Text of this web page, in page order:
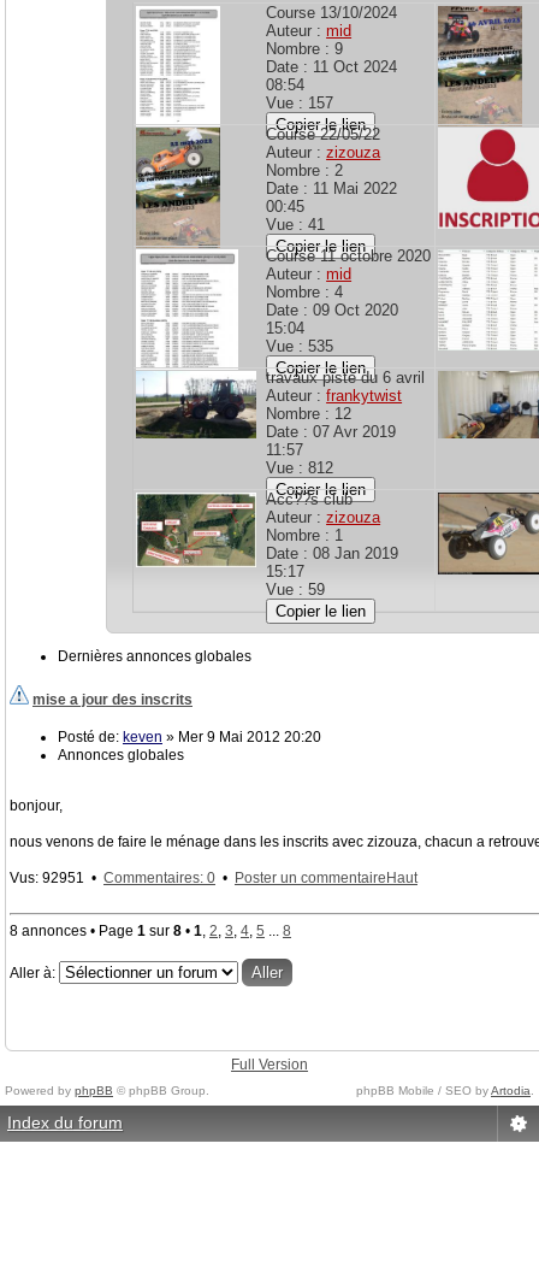
Course 13/10/2024
Auteur : mid
Nombre : 9
Date : 11 Oct 2024
08:54
Vue : 157
Copier le lien
Course 22/05/22
Auteur :zizouza
Nombre : 2
Date : 11 Mai 2022
00:45
Vue : 41
Copier le lien
Course 11 octobre 2020
Auteur : mid
Nombre : 4
Date : 09 Oct 2020
15:04
Vue : 535
Copier le lien
travaux piste du 6 avril
Auteur :frankytwist
Nombre : 12
Date : 07 Avr 2019
11:57
Vue : 812
Copier le lien
Acc??s club
Auteur :zizouza
Nombre : 1
Date : 08 Jan 2019
15:17
Vue : 59
Copier le lien
Dernières annonces globales
mise a jour des inscrits
Posté de: keven » Mer 9 Mai 2012 20:20
Annonces globales
bonjour,
nous venons de faire le ménage dans les inscrits avec zizouza, chacun a
Vus: 92951 • Commentaires: 0 • Poster un commentaire Haut
8 annonces • Page 1 sur 8 • 1, 2, 3, 4, 5 ... 8
Aller à:
Full Version
Powered by phpBB © phpBB Group. phpBB Mobile / SEO byArtodia
Index du forum